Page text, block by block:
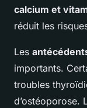
calcium et
réduit les
Les
importants.
troubles
d’ostéoporose.